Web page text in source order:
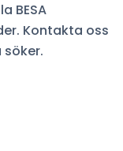
BESA
Kontakta oss